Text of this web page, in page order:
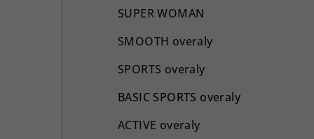
SUPER WOMAN
SMOOTH overaly
SPORTS overaly
BASIC SPORTS overaly
ACTIVE overaly